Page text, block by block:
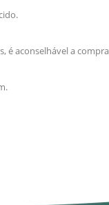
é aconselhável a